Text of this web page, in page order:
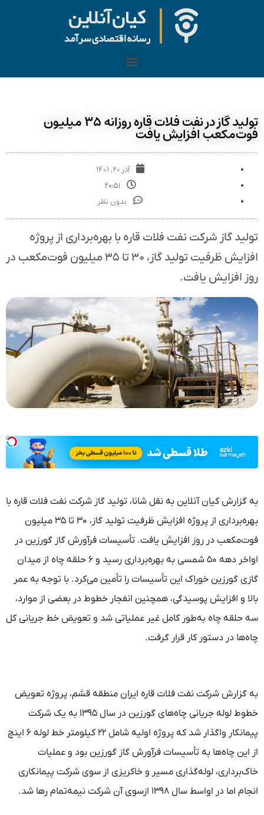
تولید گاز در نفت فلات قاره روزانه ۳۵ میلیون
فوت‌مکعب افزایش یافت
آذر ۲۰, ۱۴۰۱
۲۰:۵۱
بدون نظر
تولید گاز شرکت نفت فلات قاره با بهره‌برداری از پروژه
افزایش ظرفیت تولید گاز، ۳۰ تا ۳۵ میلیون فوت‌مکعب‌ در
روز افزایش یافت.
به گزارش کیان آنلاین به نقل شانا، تولید گاز شرکت نفت فلات قاره با
بهره‌برداری از پروژه افزایش ظرفیت تولید گاز، ۳۰ تا ۳۵ میلیون
فوت‌مکعب‌ در روز افزایش یافت. تأسیسات فرآورش گاز گورزین در
اواخر دهه ۵۰ شمسی به بهره‌برداری رسید و ۶ حلقه چاه از میدان
گازی گورزین خوراک این تأسیسات را تأمین می‌کرد. با توجه به عمر
بالا و افزایش پوسیدگی، همچنین انفجار خطوط در بعضی از موارد،
سه حلقه چاه به‌طور کامل غیر عملیاتی شد و تعویض خط جریانی کل
چاه‌ها در دستور کار قرار گرفت.
به گزارش شرکت نفت فلات قاره ایران منطقه قشم، پروژه تعویض
خطوط لوله جریانی چاه‌های گورزین در سال ۱۳۹۵ به یک شرکت
پیمانکار واگذار شد که پروژه اولیه شامل ۲۲ کیلومتر خط لوله ۶ اینچ
از این چاه‌ها به تأسیسات فرآورش گاز گورزین بود و عملیات
خاک‌برداری، لوله‌گذاری مسیر و خاکریزی از سوی شرکت پیمانکاری
انجام اما در اواسط سال ۱۳۹۸ ازسوی آن شرکت نیمه‌تمام رها شد.